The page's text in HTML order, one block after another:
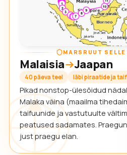
MARSRUUT
Malaisia Jaapan
40 päeva teel läbi piraatide ja
Pikad nonstop-ülesõidud
Malaka väina (maailma
taifuunide ja vastutuulte
peatused sadamates.
just praegu elan.